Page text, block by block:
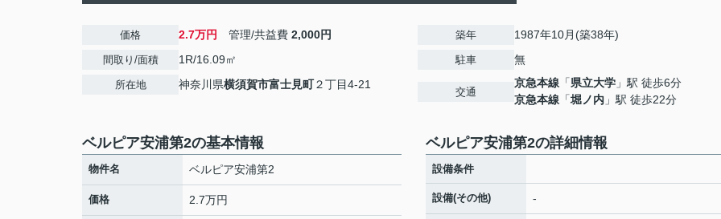
価格 2.7万円 管理/共益費 2,000円
間取り/面積 1R/16.09㎡
所在地 神奈川県横須賀市富士見町２丁目4‐21
築年 1987年10月(築38年)
駐車 無
交通
京急本線 「県立大学 」駅 徒歩6分
京急本線 「堀ノ内 」駅 徒歩22分
ベルピア安浦第2の基本情報
物件名 ベルピア安浦第2
価格 2.7万円
ベルピア安浦第2の詳細情報
設備条件
設備(その他) -